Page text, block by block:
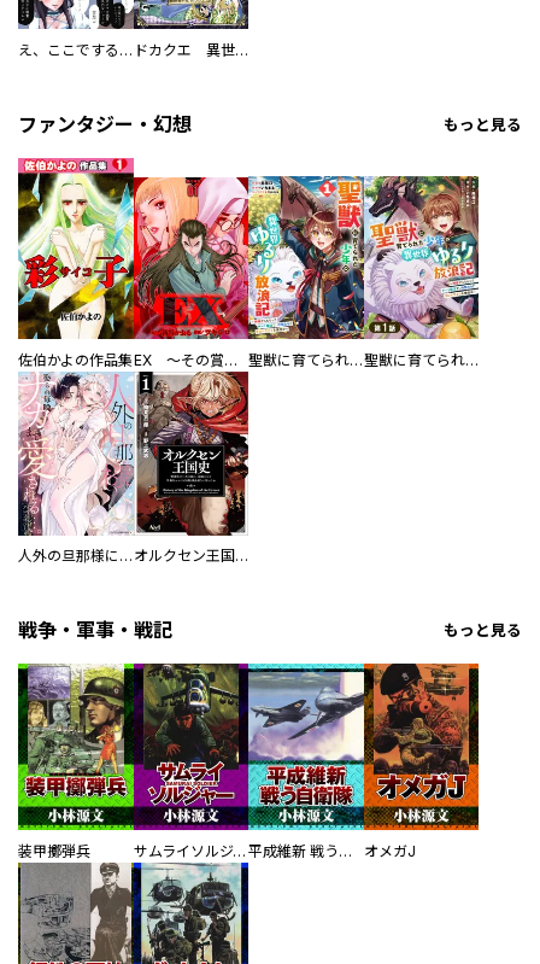
え、ここでするの？ アイドルのファンが知らない日常 ドカクエ 異世界ドカコッククエスト
ファンタジー・幻想 もっと見る
佐伯かよの作品集 EX ～その賞金稼ぎは、世界の出口を探す～【単行本版】 聖獣に育てられた少年の異世界ゆるり放浪記～神様からもらったチート魔法で、仲間たちとスローライフを満喫中～ 聖獣に育てられた少年の異世界ゆるり放浪記～神様からもらったチート魔法で、仲間たちとスローライフを満喫中～【分冊版】
人外の旦那様に娶られ毎晩ナカまで愛される…。アンソロジー オルクセン王国史
戦争・軍事・戦記 もっと見る
装甲擲弾兵 サムライソルジャー SAMURAI SOLDIER 平成維新 戦う自衛隊 オメガJ